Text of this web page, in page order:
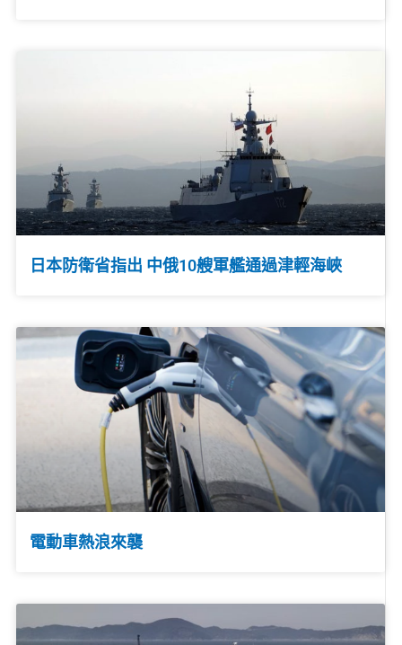
日本防衛省指出 中俄10艘軍艦通過津輕海峽
電動車熱浪來襲